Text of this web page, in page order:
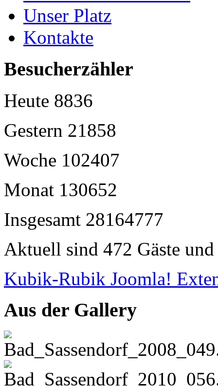
Unser Platz
Kontakte
Besucherzähler
Heute 8836
Gestern 21858
Woche 102407
Monat 130652
Insgesamt 28164777
Aktuell sind 472 Gäste
Kubik-Rubik Joomla!
Aus der Gallery